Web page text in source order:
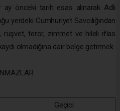
önceki tarih esas alınarak Adli
yerdeki Cumhuriyet Savcılığından
rüşvet, terör, zimmet ve hileli iflas
olmadığına dair belge getirmek.
Geçici